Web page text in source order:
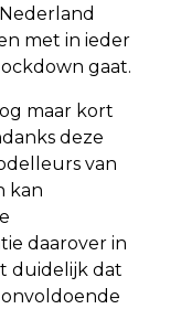
met in ieder
gaat.
maar kort
deze
van
kan
daarover in
duidelijk dat